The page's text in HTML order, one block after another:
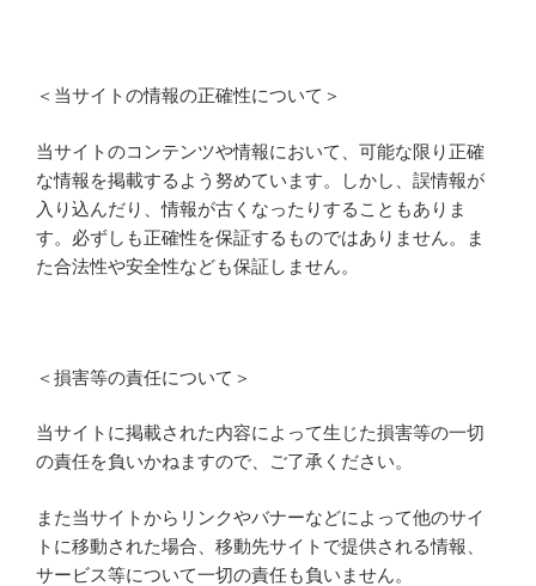
＜当サイトの情報の正確性について＞
当サイトのコンテンツや情報において、可能な限り正確
な情報を掲載するよう努めています。しかし、誤情報が
入り込んだり、情報が古くなったりすることもありま
す。必ずしも正確性を保証するものではありません。ま
た合法性や安全性なども保証しません。
＜損害等の責任について＞
当サイトに掲載された内容によって生じた損害等の一切
の責任を負いかねますので、ご了承ください。
また当サイトからリンクやバナーなどによって他のサイ
トに移動された場合、移動先サイトで提供される情報、
サービス等について一切の責任も負いません。